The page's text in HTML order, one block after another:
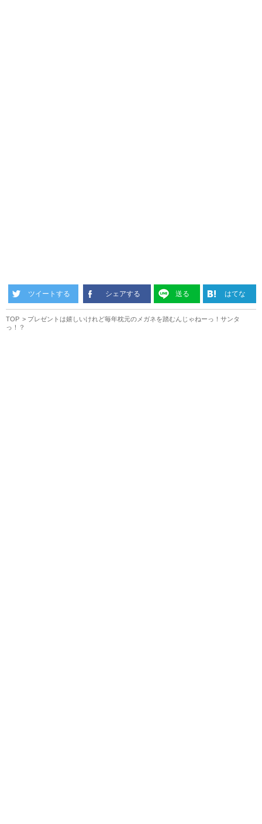
ツイートする シェアする 送る はてな
TOP
プレゼントは嬉しいけれど毎年枕元のメガネを踏むんじゃねーっ！サンタ
っ！？